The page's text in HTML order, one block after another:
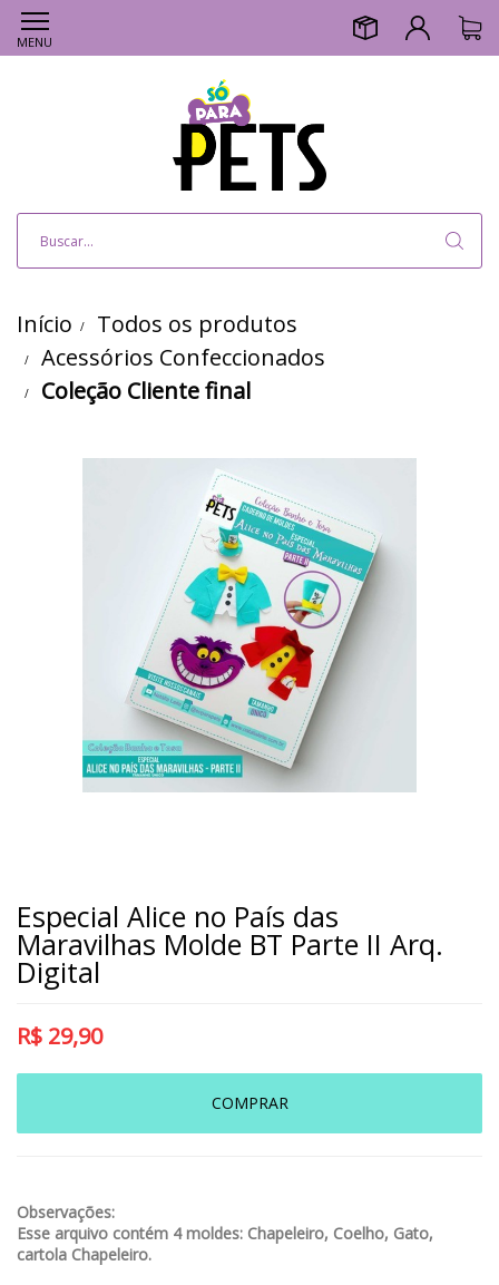
MENU
Início
Todos os produtos
Acessórios Confeccionados
Coleção Cliente final
Especial Alice no País das
Maravilhas Molde BT Parte II Arq.
Digital
R$ 29,90
COMPRAR
Observações:
Esse arquivo contém 4 moldes: Chapeleiro, Coelho, Gato,
cartola Chapeleiro.